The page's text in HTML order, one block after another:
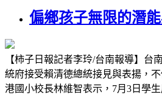
偏鄉孩子無限的潛
【柿子日報記者李玲/台南報導】台
統府接受賴清德總統接見與表揚，
港國小校長林維智表示，7月3日學